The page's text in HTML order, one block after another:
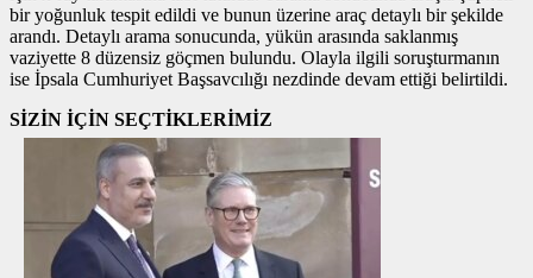
bir yoğunluk tespit edildi ve bunun üzerine araç detaylı bir şekilde
arandı. Detaylı arama sonucunda, yükün arasında saklanmış
vaziyette 8 düzensiz göçmen bulundu. Olayla ilgili soruşturmanın
ise İpsala Cumhuriyet Başsavcılığı nezdinde devam ettiği belirtildi.
SİZİN İÇİN SEÇTİKLERİMİZ